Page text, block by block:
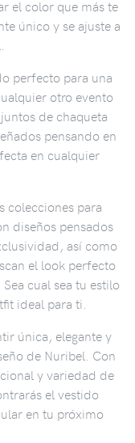
el color que más te
único y se ajuste a
perfecto para una
otro evento
de chaqueta
pensando en
en cualquier
colecciones para
diseños pensados
así como
el look perfecto
cual sea tu estilo
ideal para ti.
única, elegante y
de Nuribel. Con
y variedad de
el vestido
en tu próximo